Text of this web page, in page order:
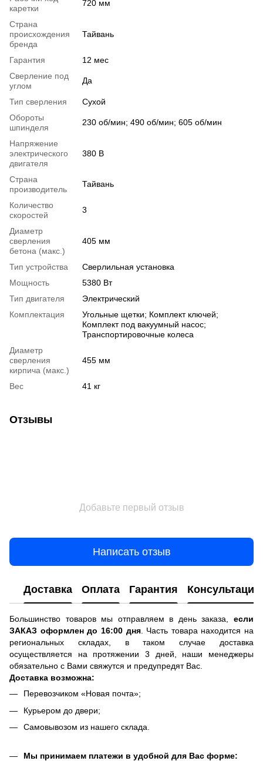
каретки
720 мм
Страна
происхождения
бренда
Тайвань
Гарантия
12 мес
Сверление под
углом
Да
Тип сверления
Сухой
Обороты
шпинделя
230 об/мин; 490 об/мин; 605 об/мин
Напряжение
электрического
двигателя
380 В
Страна
производитель
Тайвань
Количество
скоростей
3
Диаметр
сверления
бетона (макс.)
405 мм
Тип устройства
Сверлильная установка
Мощность
5380 Вт
Тип двигателя
Электрический
Комплектация
Угольные щетки; Комплект ключей;
Комплект под вакуумный насос;
Транспортировочные колеса
Диаметр
сверления
кирпича (макс.)
455 мм
Вес 41 кг
Отзывы
Добавьте первый отзыв
Написать отзыв
Доставка Оплата Гарантия Консультация
Большинство товаров мы отправляем в день заказа, если
ЗАКАЗ оформлен до 16:00 дня. Часть товара находится на
региональных складах, в таком случае доставка
осуществляется на протяжении 3 дней, наши менеджеры
обязательно с Вами свяжутся и предупредят Вас.
Доставка возможна:
Перевозчиком «Новая почта»;
Курьером до двери;
Самовывозом из нашего склада.
Мы принимаем платежи в удобной для Вас форме: